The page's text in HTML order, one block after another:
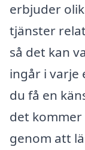
erbjuder
tjänster
så det kan
ingår i varje
du få en
det
genom att